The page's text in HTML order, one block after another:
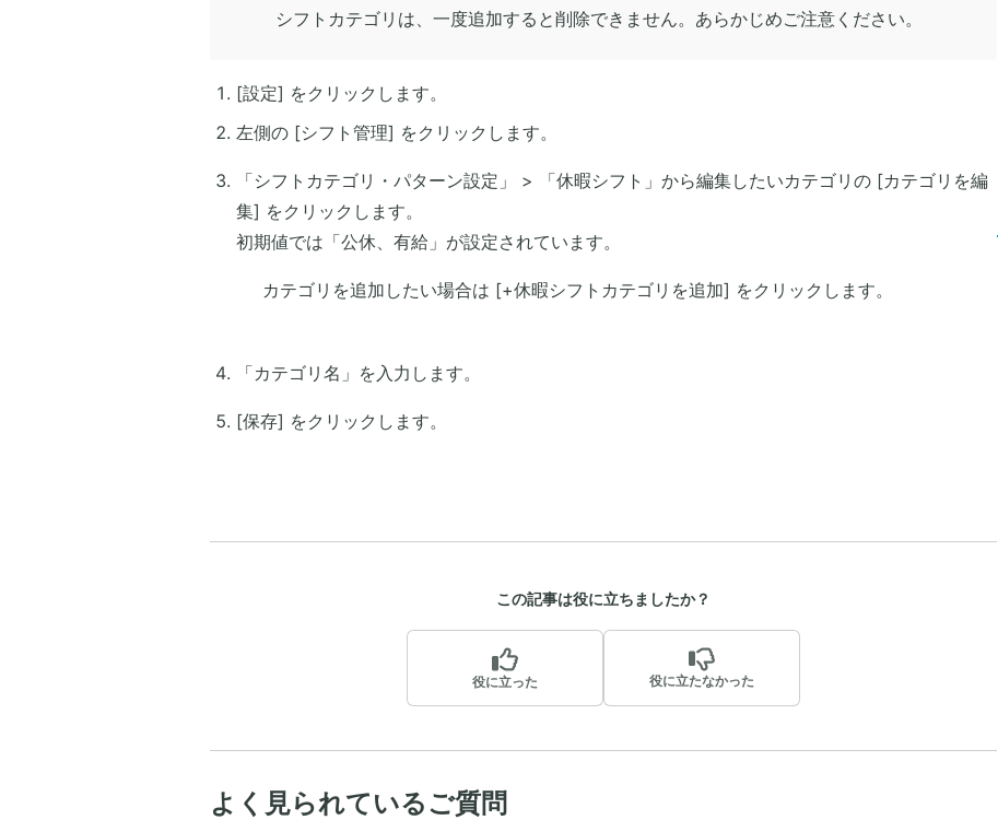
シフトカテゴリは、一度追加すると削除できません。あらかじめご注意ください。
[設定] をクリックします。
左側の [シフト管理] をクリックします。
「シフトカテゴリ・パターン設定」 > 「休暇シフト」から編集したいカテゴリの [カテゴリを編
集] をクリックします。
初期値では「公休、有給」が設定されています。
カテゴリを追加したい場合は [+休暇シフトカテゴリを追加] をクリックします。
「カテゴリ名」を入力します。
[保存] をクリックします。
この記事は役に立ちましたか？
役に立った 役に立たなかった
よく見られているご質問